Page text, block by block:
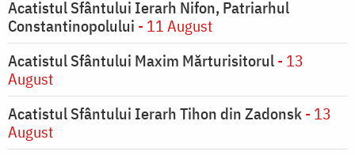
Acatistul Sfântului Ierarh Nifon, Patriarhul
Constantinopolului - 11 August
Acatistul Sfântului Maxim Mărturisitorul- 13
August
Acatistul Sfântului Ierarh Tihon din Zadonsk- 13
August